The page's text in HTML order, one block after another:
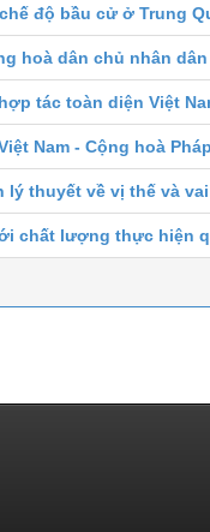
độ bầu cử ở Trung
hoà dân chủ nhân
tác toàn diện Việt
Nam - Cộng hoà Pháp
lý thuyết về vị thế và
chất lượng thực hiện